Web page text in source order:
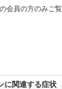
会員の方のみご覧
に関連する症状